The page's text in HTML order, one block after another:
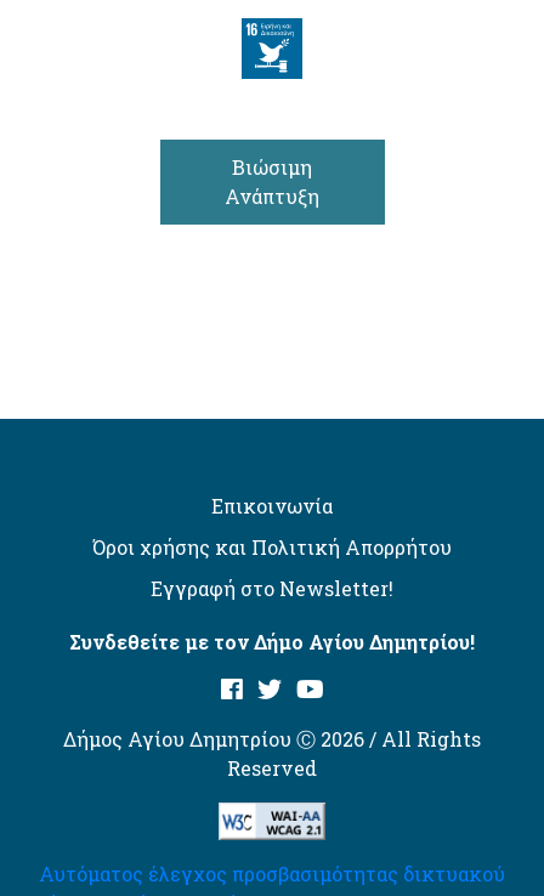
Βιώσιμη
Ανάπτυξη
Επικοινωνία
Όροι χρήσης και Πολιτική Απορρήτου
Εγγραφή στο Newsletter!
Συνδεθείτε με τον Δήμο Αγίου Δημητρίου!
Δήμος Αγίου Δημητρίου Ⓒ 2026 / All Rights
Reserved
Αυτόματος έλεγχος προσβασιμότητας δικτυακού